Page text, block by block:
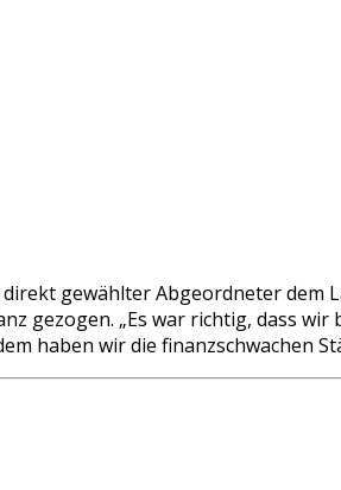
gewählter Abgeordneter dem
gezogen. „Es war richtig, dass
haben wir die finanzschwachen